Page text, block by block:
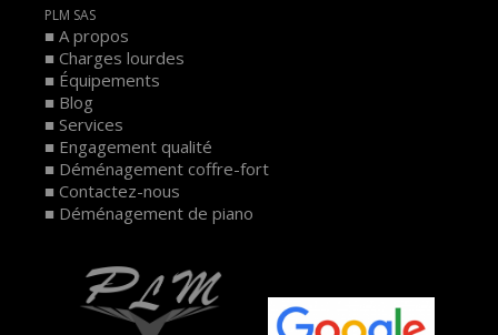
PLM SAS
A propos
Charges lourdes
Équipements
Blog
Services
Engagement qualité
Déménagement coffre-fort
Contactez-nous
Déménagement de piano